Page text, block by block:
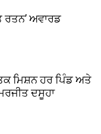
ਰਤਨ’ ਅਵਾਰਡ
ਮਿਸ਼ਨ ਹਰ ਪਿੰਡ ਅਤੇ
ਦਸੂਹਾ